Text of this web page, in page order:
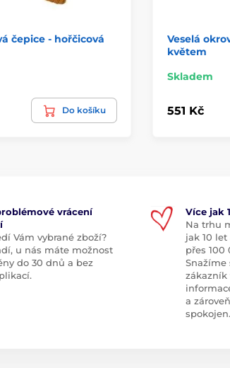
čepice - hořčicová
Do košíku
Veselá
květem
Skladem
551 Kč
vrácení
Vám vybrané zboží?
u nás máte možnost
do 30 dnů a bez
Více jak
Na trhu
jak 10
přes 100
Snažíme
zákazník
a
spokojen.